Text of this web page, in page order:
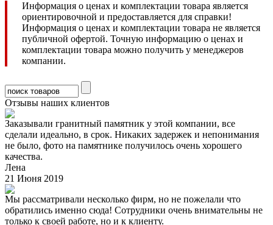
Информация о ценах и комплектации товара является
ориентировочной и предоставляется для справки!
Информация о ценах и комплектации товара не является
публичной офертой. Точную информацию о ценах и
комплектации товара можно получить у менеджеров
компании.
Отзывы наших клиентов
Заказывали гранитный памятник у этой компании, все
сделали идеально, в срок. Никаких задержек и непонимания
не было, фото на памятнике получилось очень хорошего
качества.
Лена
21 Июня 2019
Мы рассматривали несколько фирм, но не пожелали что
обратились именно сюда! Сотрудники очень внимательны не
только к своей работе, но и к клиенту.